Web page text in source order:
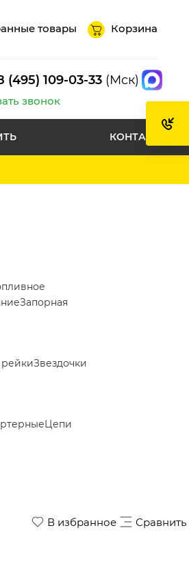
товары Корзина
(495) 109-03-33 (Мск)
звонок
КОНТАКТЫ
Запорная
рейкиЗвездочки
Цепи
В избранное Сравнить